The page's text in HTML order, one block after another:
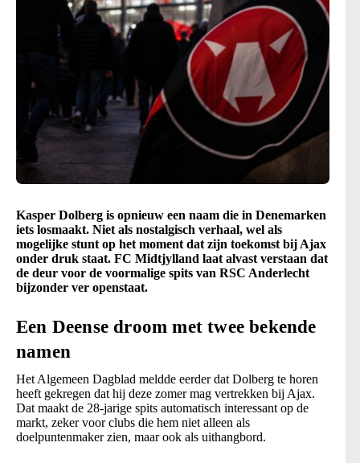
Kasper Dolberg is opnieuw een naam die in Denemarken
iets losmaakt. Niet als nostalgisch verhaal, wel als
mogelijke stunt op het moment dat zijn toekomst bij Ajax
onder druk staat. FC Midtjylland laat alvast verstaan dat
de deur voor de voormalige spits van RSC Anderlecht
bijzonder ver openstaat.
Een Deense droom met twee bekende
namen
Het Algemeen Dagblad meldde eerder dat Dolberg te horen
heeft gekregen dat hij deze zomer mag vertrekken bij Ajax.
Dat maakt de 28-jarige spits automatisch interessant op de
markt, zeker voor clubs die hem niet alleen als
doelpuntenmaker zien, maar ook als uithangbord.